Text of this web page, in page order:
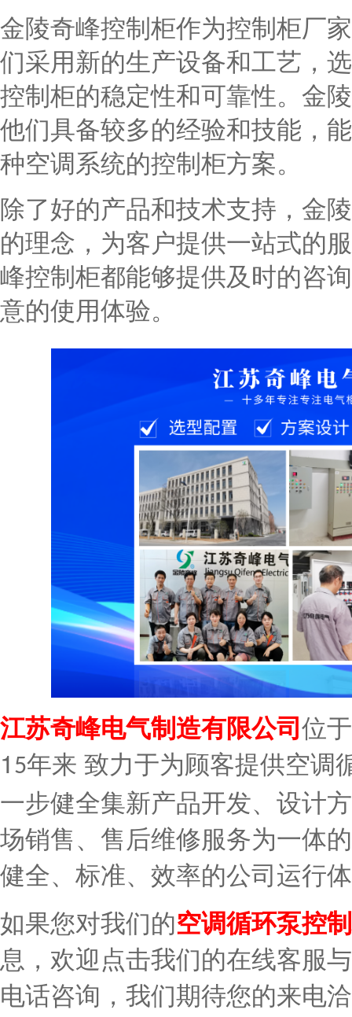
金陵奇峰控制柜作为控制柜厂
们采用新的生产设备和工艺，
控制柜的稳定性和可靠性。金
他们具备较多的经验和技能，
种空调系统的控制柜方案。
除了好的产品和技术支持，金
的理念，为客户提供一站式的
峰控制柜都能够提供及时的咨
意的使用体验。
江苏奇峰电气制造有限公司位
1 5年来 致力于为顾客提供空调
一步健全集新产品开发、设计
场销售、售后维修服务为一体
健全、标准、效率的公司运行
如果您对我们的空调循环泵控
息，欢迎点击我们的在线客服
电话咨询，我们期待您的来电